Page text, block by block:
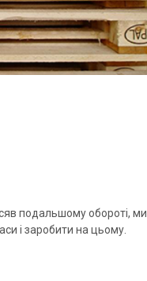
подальшому обороті, ми
і заробити на цьому.